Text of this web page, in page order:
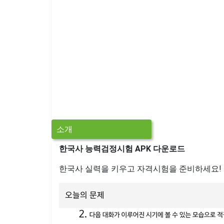
소개
한국사 능력검정시험 APK 다운로드
한국사 실력을 키우고 자격시험을 준비하세요!